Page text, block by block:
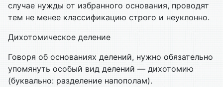
случае нужды от избранного основания, проводят
тем не менее классификацию строго и неуклонно.
Дихотомическое деление
Говоря об основаниях делений, нужно обязательно
упомянуть особый вид делений — дихотомию
(буквально: разделение напополам).